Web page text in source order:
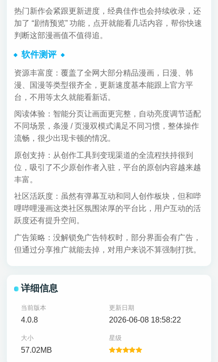
热门新作会紧跟更新进度，经典佳作也会持续收录，还
加了 “剧情预览” 功能，点开就能看几话内容，帮你快速
判断这部漫画值不值得追。
软件测评
资源丰富度：覆盖了全网大部分精品漫画，日漫、韩
漫、国漫等类型很齐全，更新速度基本能跟上官方平
台，不用等太久就能看新话。
阅读体验：智能分页让画面更完整，自动亮度调节适配
不同场景，条漫 / 页漫双模式满足不同习惯，整体操作
流畅，很少出现卡顿的情况。
原创支持：从创作工具到变现渠道的全流程扶持很到
位，吸引了不少原创作者入驻，平台的原创内容越来越
丰富。
社区活跃度：虽然有弹幕互动和同人创作板块，但和哔
哩哔哩漫画这类社区氛围浓厚的平台比，用户互动的活
跃度还有提升空间。
广告策略：没解锁免广告特权时，部分界面会有广告，
但通过分享推广就能去掉，对用户来说不算强制打扰。
详细信息
当前版本
4.0.8
更新日期
2026-06-08 18:58:22
大小
57.02MB
星级